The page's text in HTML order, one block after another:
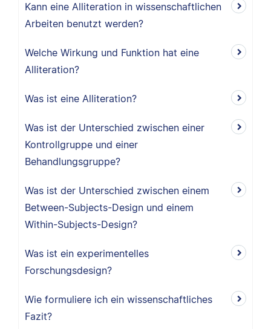
Kann eine Alliteration in wissenschaftlichen
Arbeiten benutzt werden?
Welche Wirkung und Funktion hat eine
Alliteration?
Was ist eine Alliteration?
Was ist der Unterschied zwischen einer
Kontrollgruppe und einer
Behandlungsgruppe?
Was ist der Unterschied zwischen einem
Between-Subjects-Design und einem
Within-Subjects-Design?
Was ist ein experimentelles
Forschungsdesign?
Wie formuliere ich ein wissenschaftliches
Fazit?